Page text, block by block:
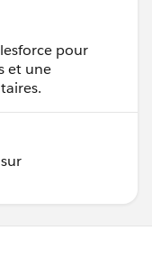
pour
et une